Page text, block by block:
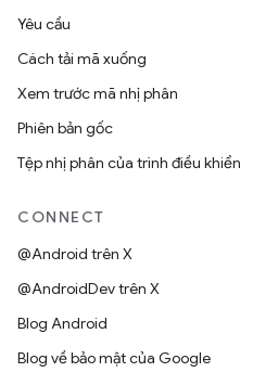
Yêu cầu
Cách tải mã xuống
Xem trước mã nhị phân
Phiên bản gốc
Tệp nhị phân của trình điều khiển
CONNECT
@Android trên X
@AndroidDev trên X
Blog Android
Blog về bảo mật của Google